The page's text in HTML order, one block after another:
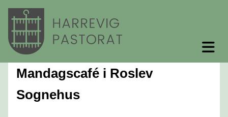
Mandagscafé i Roslev
Sognehus